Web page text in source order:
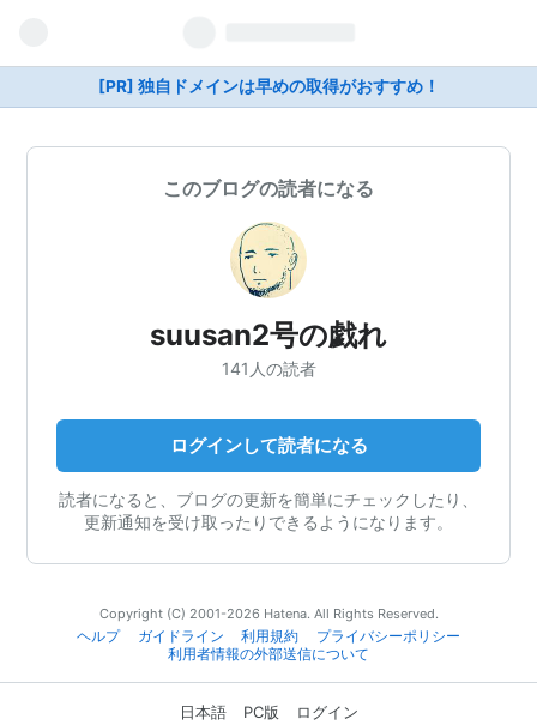
[PR] 独自ドメインは早めの取得がおすすめ！
このブログの読者になる
suusan2号の戯れ
141人の読者
ログインして読者になる
読者になると、ブログの更新を簡単にチェックしたり、
更新通知を受け取ったりできるようになります。
Copyright (C) 2001-2026 Hatena. All Rights Reserved.
ヘルプ
ガイドライン 利用規約
プライバシーポリシー
利用者情報の外部送信について
日本語 PC版 ログイン